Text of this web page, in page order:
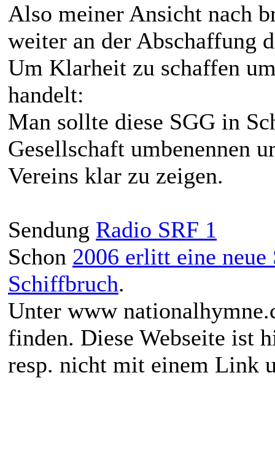
Also meiner Ansicht nach
weiter an der Abschaffung
Um Klarheit zu schaffen
handelt:
Man sollte diese SGG in
Gesellschaft umbenennen
Vereins klar zu zeigen.
Sendung Radio SRF 1
Schon 2006 erlitt eine
Schiffbruch.
Unter www
finden. Diese Webseite ist
resp. nicht mit einem Link